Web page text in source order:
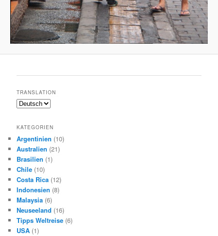
TRANSLATION
KATEGORIEN
Argentinien (10)
Australien (21)
Brasilien (1)
Chile (10)
Costa Rica (12)
Indonesien (8)
Malaysia (6)
Neuseeland (16)
Tipps Weltreise (6)
USA (1)